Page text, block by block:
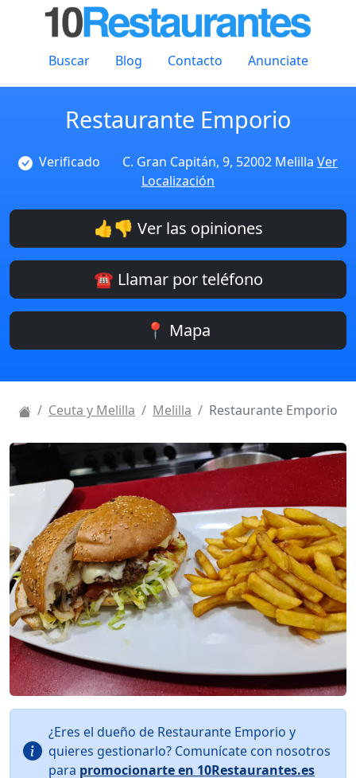
Buscar Blog Contacto Anunciate
Restaurante Emporio
Verificado C. Gran Capitán, 9, 52002 Melilla Ver
Localización
👍👎 Ver las opiniones
☎️ Llamar por teléfono
📍 Mapa
Ceuta y Melilla Melilla Restaurante Emporio
¿Eres el dueño de Restaurante Emporio y
quieres gestionarlo? Comunícate con nosotros
para promocionarte en 10Restaurantes.es